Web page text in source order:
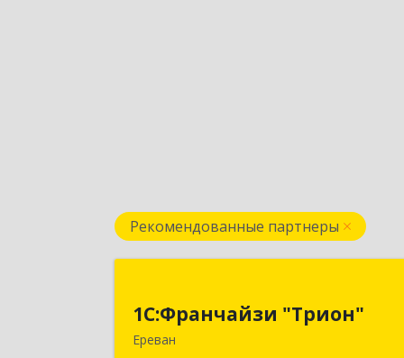
Рекомендованные партнеры
1С:Франчайзи "Трион"
Ереван
Армения, Ереван, ул. Наири Заряна